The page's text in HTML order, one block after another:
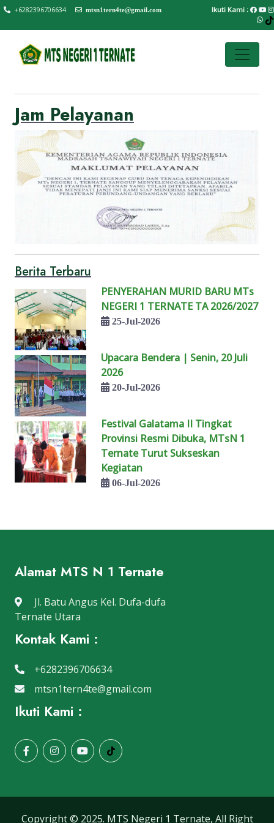
+6282396706634 mtsn1tern4te@gmail.com Ikuti Kami :
Jam Pelayanan
Berita Terbaru
PENYERAHAN MURID BARU MTs
NEGERI 1 TERNATE TA 2026/2027
25-Jul-2026
Upacara Bendera | Senin, 20 Juli
2026
20-Jul-2026
Festival Galatama II Tingkat
Provinsi Resmi Dibuka, MTsN 1
Ternate Turut Sukseskan
Kegiatan
06-Jul-2026
Alamat MTS N 1 Ternate
Jl. Batu Angus Kel. Dufa-dufa
Ternate Utara
Kontak Kami :
+6282396706634
mtsn1tern4te@gmail.com
Ikuti Kami :
Copyright © 2025. MTS Negeri 1 Ternate, All Right